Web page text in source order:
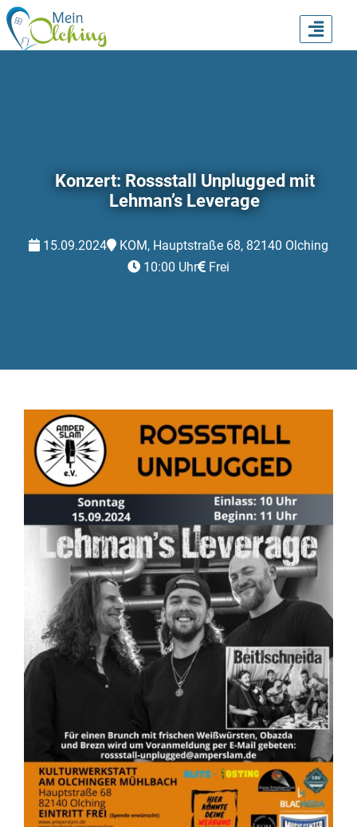
Konzert: Rossstall Unplugged mit
Lehman’s Leverage
15.09.2024
KOM, Hauptstraße 68, 82140 Olching
10:00 Uhr
Frei